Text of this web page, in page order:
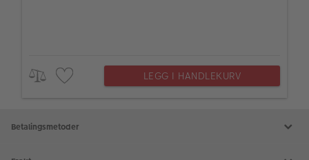
LEGG I HANDLEKURV
Betalingsmetoder